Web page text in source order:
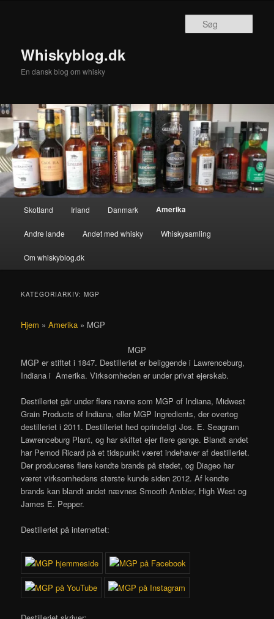
Whiskyblog.dk
En dansk blog om whisky
Skotland Irland Danmark Amerika
Andre lande Andet med whisky Whiskysamling
Om whiskyblog.dk
KATEGORIARKIV:MGP
Hjem »Amerika » MGP
MGP
MGP er stiftet i 1847. Destilleriet er beliggende i Lawrenceburg,
Indiana i Amerika. Virksomheden er under privat ejerskab.
Destilleriet går under flere navne som MGP of Indiana, Midwest
Grain Products of Indiana, eller MGP Ingredients, der overtog
destilleriet i 2011. Destilleriet hed oprindeligt Jos. E. Seagram
Lawrenceburg Plant, og har skiftet ejer flere gange. Blandt andet
har Pernod Ricard på et tidspunkt været indehaver af destilleriet.
Der produceres flere kendte brands på stedet, og Diageo har
været virksomhedens største kunde siden 2012. Af kendte
brands kan blandt andet nævnes Smooth Ambler, High West og
James E. Pepper.
Destilleriet på internettet: